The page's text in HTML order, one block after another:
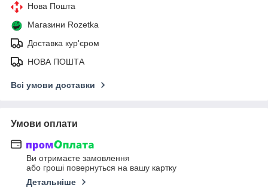
Нова Пошта
Магазини Rozetka
Доставка кур'єром
НОВА ПОШТА
Всі умови доставки
Умови оплати
Ви отримаєте замовлення
або гроші повернуться на вашу картку
Детальніше